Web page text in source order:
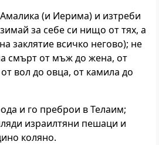
(и Иерима) и изтреби
за себе си нищо от тях, а
заклятие всичко негово); не
смърт от мъж до жена, от
вол до овца, от камила до
и го преброи в Телаим;
израилтяни пешаци и
коляно.